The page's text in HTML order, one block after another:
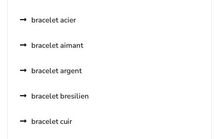
bracelet acier
bracelet aimant
bracelet argent
bracelet bresilien
bracelet cuir